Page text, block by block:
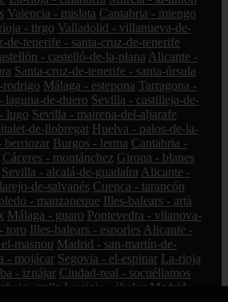
Valencia - mislata Cantabria - miengo
- tirgo Valladolid - villanueva-de-
de-tenerife - santa-cruz-de-tenerife
- castelló-de-la-plana Alicante -
Santa-cruz-de-tenerife - santa-úrsula
rodrigo Málaga - estepona Tarragona -
laguna-de-duero Sevilla - castilleja-de-
lugo Sevilla - mairena-del-aljarafe
de-llobregat Huelva - palos-de-la-
berriozar Burgos - lerma Cantabria -
Cáceres - montánchez Girona - blanes
Sevilla - alcalá-de-guadaíra Alicante -
de-salvanés Cuenca - tarancón
- manzaneque Illes-balears - artà
Málaga - guaro Pontevedra - vilanova-
toro Illes-balears - esporles Alicante -
masnou Madrid - san-martín-de-
- mojácar Segovia - el-espinar La-rioja
- iznájar Ciudad-real - socuéllamos
- zalla La-rioja - ábalos Madrid -